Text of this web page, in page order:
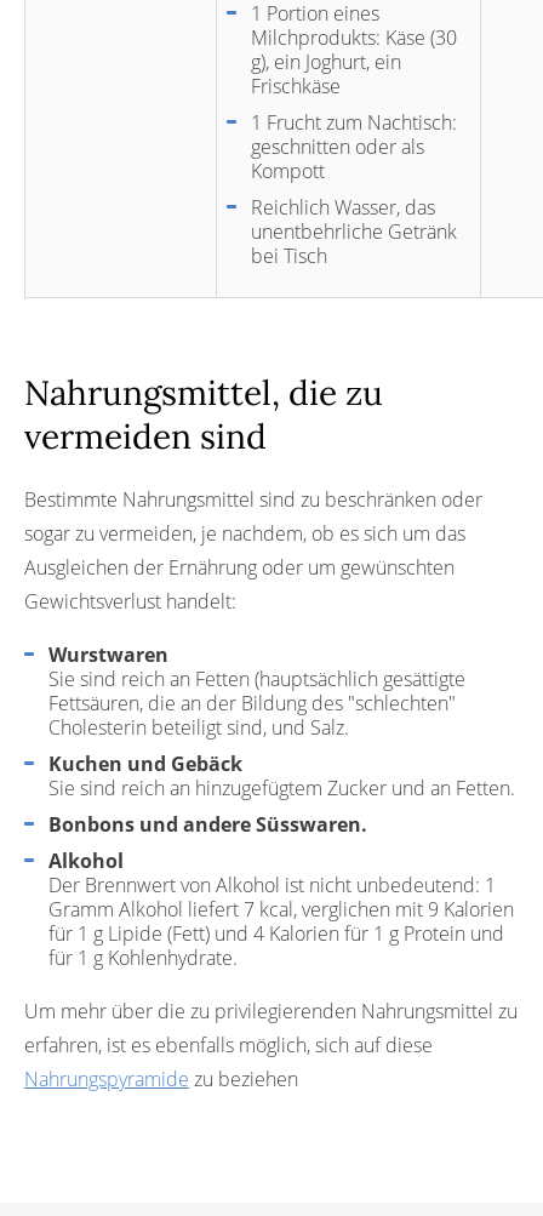
1 Portion eines
Milchprodukts: Käse (30
g), ein Joghurt, ein
Frischkäse
1 Frucht zum Nachtisch:
geschnitten oder als
Kompott
Reichlich Wasser, das
unentbehrliche Getränk
bei Tisch
Nahrungsmittel, die zu
vermeiden sind
Bestimmte Nahrungsmittel sind zu beschränken oder
sogar zu vermeiden, je nachdem, ob es sich um das
Ausgleichen der Ernährung oder um gewünschten
Gewichtsverlust handelt:
Wurstwaren
Sie sind reich an Fetten (hauptsächlich gesättigte
Fettsäuren, die an der Bildung des "schlechten"
Cholesterin beteiligt sind, und Salz.
Kuchen und Gebäck
Sie sind reich an hinzugefügtem Zucker und an Fetten.
Bonbons und andere Süsswaren.
Alkohol
Der Brennwert von Alkohol ist nicht unbedeutend: 1
Gramm Alkohol liefert 7 kcal, verglichen mit 9 Kalorien
für 1 g Lipide (Fett) und 4 Kalorien für 1 g Protein und
für 1 g Kohlenhydrate.
Um mehr über die zu privilegierenden Nahrungsmittel zu
erfahren, ist es ebenfalls möglich, sich auf diese
Nahrungspyramide zu beziehen